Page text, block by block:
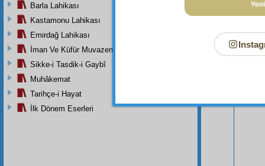
Bu
Barla Lahikası
Kastamonu Lahikası
Emirdağ Lahikası
İman Ve Küfür Muvazeneleri
Sikke-i Tasdik-i Gaybî
Muhâkemat
Tarihçe-i Hayat
İlk Dönem Eserleri